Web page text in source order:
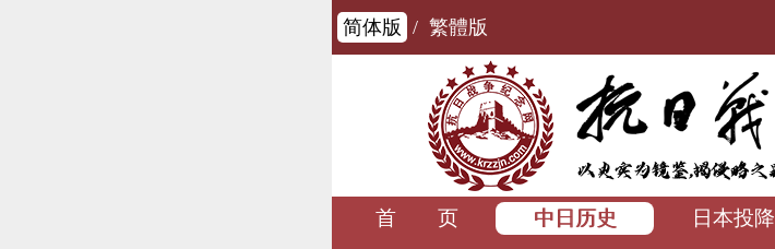
简体版 / 繁體版
首 页 中日历史 日本投降